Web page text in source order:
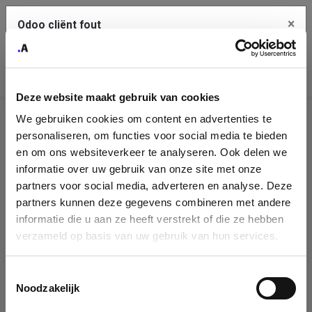
Deze website maakt gebruik van cookies
We gebruiken cookies om content en advertenties te
personaliseren, om functies voor social media te bieden
en om ons websiteverkeer te analyseren. Ook delen we
informatie over uw gebruik van onze site met onze
partners voor social media, adverteren en analyse. Deze
partners kunnen deze gegevens combineren met andere
informatie die u aan ze heeft verstrekt of die ze hebben
verzameld op basis van uw gebruik van hun services.
Noodzakelijk
Identificatie
onderneming
Please fill in your company details
You can search a company in our database by name, VAT or
enterprise ID. When a company is selected it will auto-complete the
form. If you don't find your company in our database, you can create
Odoo cliënt fout ×
klembord
Je dient de kopieer knop te gebruiken om de fout te melden
aan support.
Bekijk details